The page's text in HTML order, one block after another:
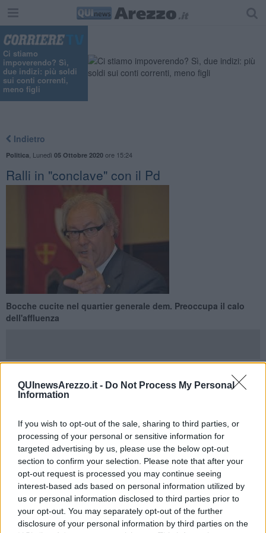
QUInewsArezzo.it - Do Not Process My Personal
Information
If you wish to opt-out of the sale, sharing to third parties, or
processing of your personal or sensitive information for
targeted advertising by us, please use the below opt-out
section to confirm your selection. Please note that after your
opt-out request is processed you may continue seeing
interest-based ads based on personal information utilized by
us or personal information disclosed to third parties prior to
your opt-out. You may separately opt-out of the further
disclosure of your personal information by third parties on the
Ci stiamo
impoverendo? Sì,
due indizi: più soldi
sui conti correnti,
meno figli
Indietro
Politica Lunedì 05 Ottobre 2020ore 15:24
Ralli in "conclave" con il Pd
Bocche cucite nel quartier generale dem. Preoccupa il calo
dell'affluenza
AREZZO —Porte chiuse. Tutti in riunione, è il refrain dei primi
di tante battaglie del centrosinistra. Arriva Lucia De Robertis ma
raggiunge i "suoi" in conclave.
Una battaglia, appunto, come quella di oggi per il sindaco che
verrà. Luciano Ralli è qui, riunito con i suoi, in attesa che i numeri
diventino sempre più "leggibili" aiutino a capire meglio l'esito di